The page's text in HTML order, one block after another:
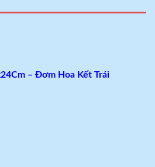
– Đơm Hoa Kết Trái